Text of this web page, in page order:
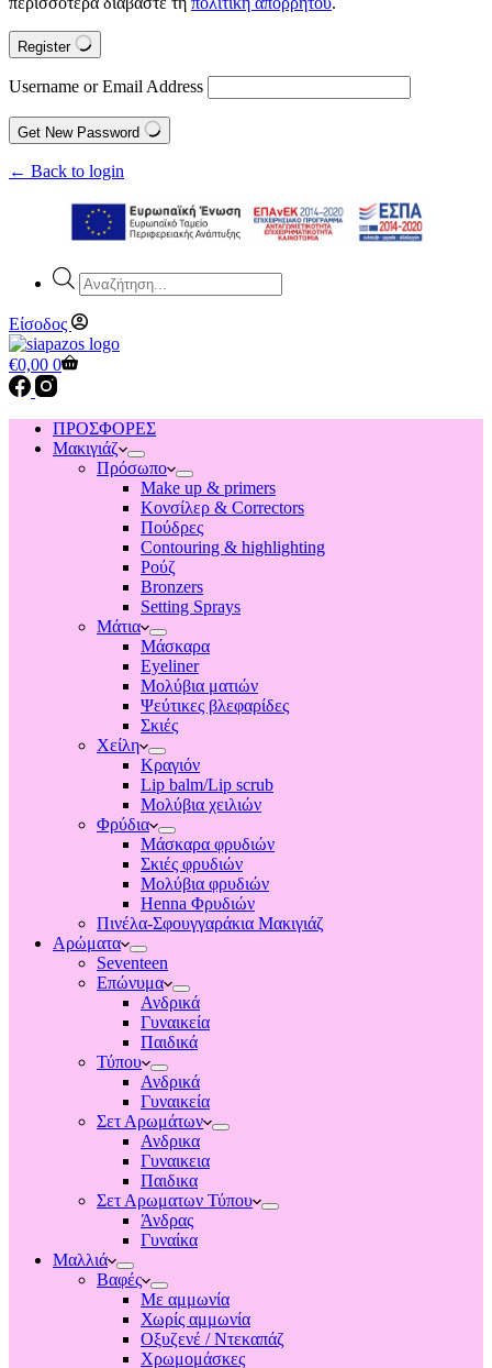
Register
Username or Email Address
Get New Password
← Back to login
Products
search
Είσοδος
Shopping
cart
€0,00 0
ΠΡΟΣΦΟΡΕΣ
Μακιγιάζ
Πρόσωπο
Make up & primers
Κονσίλερ & Correctors
Πούδρες
Contouring & highlighting
Ρούζ
Bronzers
Setting Sprays
Μάτια
Μάσκαρα
Eyeliner
Μολύβια ματιών
Ψεύτικες βλεφαρίδες
Σκιές
Χείλη
Κραγιόν
Lip balm/Lip scrub
Μολύβια χειλιών
Φρύδια
Μάσκαρα φρυδιών
Σκιές φρυδιών
Μολύβια φρυδιών
Henna Φρυδιών
Πινέλα-Σφουγγαράκια Μακιγιάζ
Αρώματα
Seventeen
Επώνυμα
Ανδρικά
Γυναικεία
Παιδικά
Τύπου
Ανδρικά
Γυναικεία
Σετ Αρωμάτων
Ανδρικα
Γυναικεια
Παιδικα
Σετ Αρωματων Τύπου
Άνδρας
Γυναίκα
Μαλλιά
Βαφές
Με αμμωνία
Χωρίς αμμωνία
Οξυζενέ / Ντεκαπάζ
Χρωμομάσκες